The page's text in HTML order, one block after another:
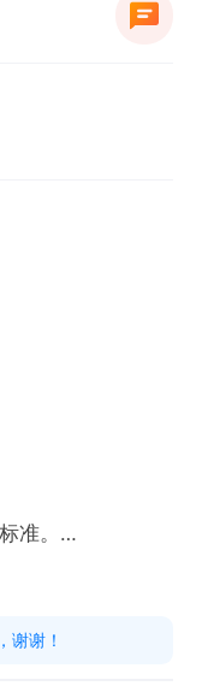
准。
谢谢！